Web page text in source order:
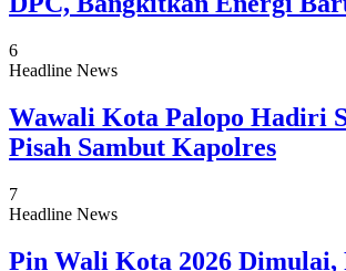
6
Headline News
Wawali Kota Palopo Hadiri
Pisah Sambut Kapolres
7
Headline News
Pin Wali Kota 2026 Dimulai,